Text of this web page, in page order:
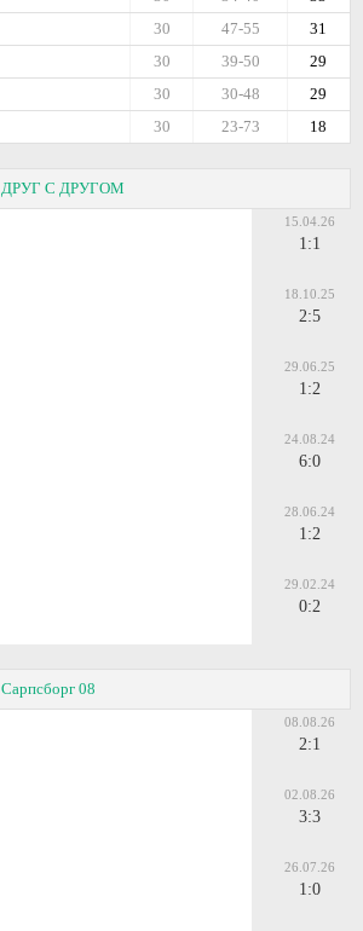
31
47-55
30
29
39-50
30
29
30-48
30
18
23-73
30
ДРУГ С ДРУГОМ
15.04.26
1:1
18.10.25
2:5
29.06.25
1:2
24.08.24
6:0
28.06.24
1:2
29.02.24
0:2
Сарпсборг 08
08.08.26
2:1
02.08.26
3:3
26.07.26
1:0